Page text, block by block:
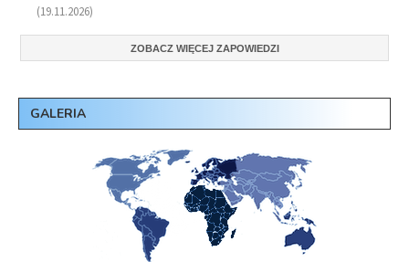
(19.11.2026)
ZOBACZ WIĘCEJ ZAPOWIEDZI
GALERIA